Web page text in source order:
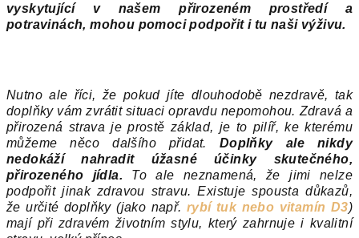
vyskytující v našem přirozeném prostředí a
potravinách, mohou pomoci podpořit i tu naši výživu.
Nutno ale říci, že pokud jíte dlouhodobě nezdravě, tak
doplňky vám zvrátit situaci opravdu nepomohou. Zdravá a
přirozená strava je prostě základ, je to pilíř, ke kterému
můžeme něco dalšího přidat. Doplňky ale nikdy
nedokáží nahradit úžasné účinky skutečného,
přirozeného jídla. To ale neznamená, že jimi nelze
podpořit jinak zdravou stravu. Existuje spousta důkazů,
že určité doplňky (jako např. rybí tuk nebo vitamín D3)
mají při zdravém životním stylu, který zahrnuje i kvalitní